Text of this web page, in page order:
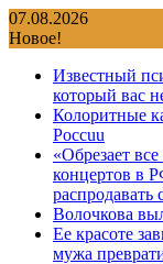
Перейти
к
07.08.2026
Новое!
Известный
который вас
Колоритные
Россuu
«Обрезает
концертов в
Волочкова
Ее красоте
мужа